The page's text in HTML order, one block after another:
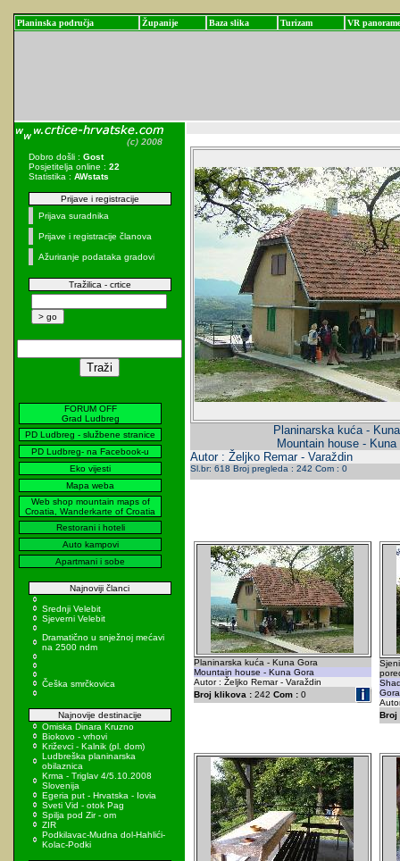
Planinska područja Županije Baza slika Turizam VR panorame
Dobro došli : Gost
Posjetitelja online : 22
Statistika : AWstats
Prijave i registracije
Prijava suradnika
Prijave i registracije članova
Ažuriranje podataka gradovi
Tražilica - crtice
FORUM OFF
Grad Ludbreg
PD Ludbreg - službene stranice
PD Ludbreg- na Facebook-u
Eko vijesti
Mapa weba
Web shop mountain maps of
Croatia, Wanderkarte of Croatia
Restorani i hoteli
Auto kampovi
Apartmani i sobe
Najnoviji članci
Srednji Velebit
Sjeverni Velebit
Dramatično u snježnoj mećavi
na 2500 ndm
Češka smrčkovica
Najnovije destinacije
Omiska Dinara Kruzno
Biokovo - vrhovi
Križevci - Kalnik (pl. dom)
Ludbreška planinarska
obilaznica
Krma - Triglav 4/5.10.2008
Slovenija
Egeria put - Hrvatska - Iovia
Sveti Vid - otok Pag
Spilja pod Zir - om
ZIR
Podkilavac-Mudna dol-Hahlići-
Kolac-Podki
Planinarska kuća -
Mountain house - Kuna
Autor : Željko Remar - Varaždin
Sl.br: 618 Broj pregleda : 242 Com : 0
Planinarska kuća - Kuna Gora
Mountain house - Kuna Gora
Autor : Željko Remar - Varaždin
Broj klikova :242 Com :0
Broj